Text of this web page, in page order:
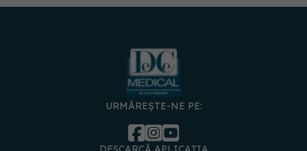
URMĂREȘTE-NE PE: